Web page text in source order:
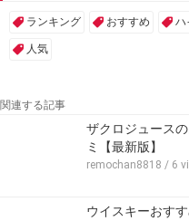
ランキング おすすめ ハ
人気
関連する記事
ザクロジュース
ミ【最新版】
remochan8818 / 6
ウイスキーおす